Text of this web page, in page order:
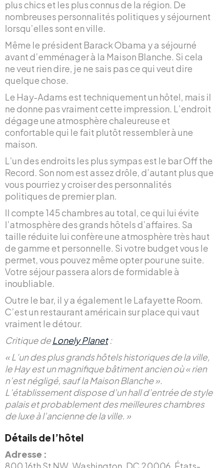
plus chics et les plus connus de la région. De
nombreuses personnalités politiques y séjournent
lorsqu’elles sont en ville.
Même le président Barack Obama y a séjourné
avant d’emménager à la Maison Blanche. Si cela
ne veut rien dire, je ne sais pas ce qui veut dire
quelque chose.
Le Hay-Adams est techniquement un hôtel, mais il
ne donne pas vraiment cette impression. L’endroit
dégage une atmosphère chaleureuse et
confortable qui le fait plutôt ressembler à une
maison.
L’un des endroits les plus sympas est le bar Off the
Record. Son nom est assez drôle, d’autant plus que
vous pourriez y croiser des personnalités
politiques de premier plan.
Il compte 145 chambres au total, ce qui lui évite
l’atmosphère des grands hôtels d’affaires. Sa
taille réduite lui confère une atmosphère très haut
de gamme et personnelle. Si votre budget vous le
permet, vous pouvez même opter pour une suite.
Votre séjour passera alors de formidable à
inoubliable.
Outre le bar, il y a également le Lafayette Room.
C’est un restaurant américain sur place qui vaut
vraiment le détour.
Critique deLonely Planet:
« L’un des plus grands hôtels historiques de la ville,
le Hay est un magnifique bâtiment ancien où « rien
n’est négligé, sauf la Maison Blanche ».
L’établissement dispose d’un hall d’entrée de style
palais et probablement des meilleures chambres
de luxe à l’ancienne de la ville. »
Détails de l’hôtel
Adresse :
800 16th St NW, Washington, DC 20006, États-